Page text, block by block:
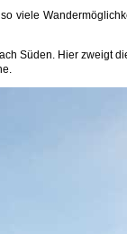
viele
Süden. Hier zweigt